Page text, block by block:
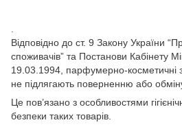
Відповідно до ст. 9 Закону України
споживачів” та Постанови Кабінету
19.03.1994, парфумерно-косметичні
не підлягають поверненню або
Це пов’язано з особливостями
безпеки таких товарів.